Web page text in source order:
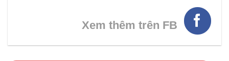
Xem thêm trên FB